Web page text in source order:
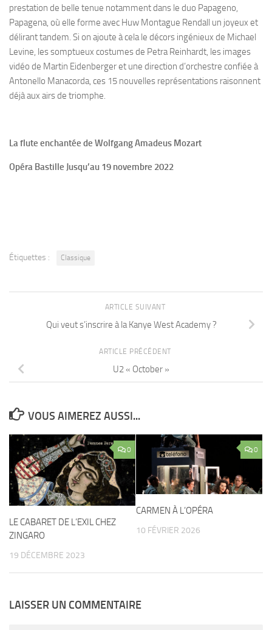
prestation de belle tenue notamment dans le duo Papageno,
Papagena, où elle forme avec Huw Montague Rendall un joyeux et
délirant tandem. Si on ajoute à cela le décors ingénieux de Michael
Levine, les somptueux costumes de Petra Reinhardt, les images
vidéo de Martin Eidenberger et une direction d’orchestre confiée à
Antonello Manacorda, ces 15 nouvelles représentations raisonnent
déjà aux airs de triomphe.
La flute enchantée de Wolfgang Amadeus Mozart
Opéra Bastille Jusqu’au 19 novembre 2022
Étiquettes : Classique
ARTICLE SUIVANT
Qui veut s’inscrire à la Kanye West Academy ?
ARTICLE PRÉCÉDENT
U2 « October »
VOUS AIMEREZ AUSSI...
0
LE CABARET DE L’EXIL CHEZ
ZINGARO
19 DÉCEMBRE 2023
0
CARMEN À L’OPÉRA
10 FÉVRIER 2026
LAISSER UN COMMENTAIRE